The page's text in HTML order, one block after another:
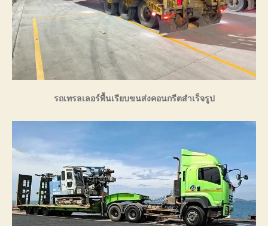
รถเทรลเลอร์พื้นเรียบขนส่งคอนกรีตสำเร็จรูป